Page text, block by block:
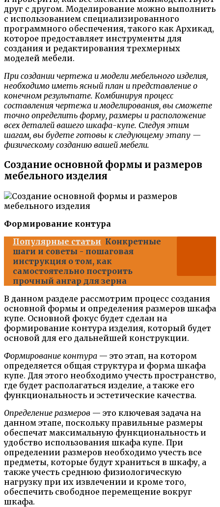
друг с другом. Моделирование можно выполнить
с использованием специализированного
программного обеспечения, такого как Архикад,
которое предоставляет инструменты для
создания и редактирования трехмерных
моделей мебели.
При создании чертежа и модели мебельного изделия,
необходимо иметь ясный план и представление о
конечном результате. Комбинируя процесс
составления чертежа и моделирования, вы сможете
точно определить форму, размеры и расположение
всех деталей вашего шкафа-купе. Следуя этим
шагам, вы будете готовы к следующему этапу —
физическому созданию вашей мебели.
Создание основной формы и размеров
мебельного изделия
Формирование контура
Популярные статьи Конкретные
шаги и советы - пошаговая
инструкция о том, как
самостоятельно построить
прочный ангар для зерна
В данном разделе рассмотрим процесс создания
основной формы и определения размеров шкафа
купе. Основной фокус будет сделан на
формирование контура изделия, который будет
основой для его дальнейшей конструкции.
Формирование контура — это этап, на котором
определяется общая структура и форма шкафа
купе. Для этого необходимо учесть пространство,
где будет располагаться изделие, а также его
функциональность и эстетические качества.
Определение размеров — это ключевая задача на
данном этапе, поскольку правильные размеры
обеспечат максимальную функциональность и
удобство использования шкафа купе. При
определении размеров необходимо учесть все
предметы, которые будут храниться в шкафу, а
также учесть среднюю физиологическую
нагрузку при их извлечении и кроме того,
обеспечить свободное перемещение вокруг
шкафа.